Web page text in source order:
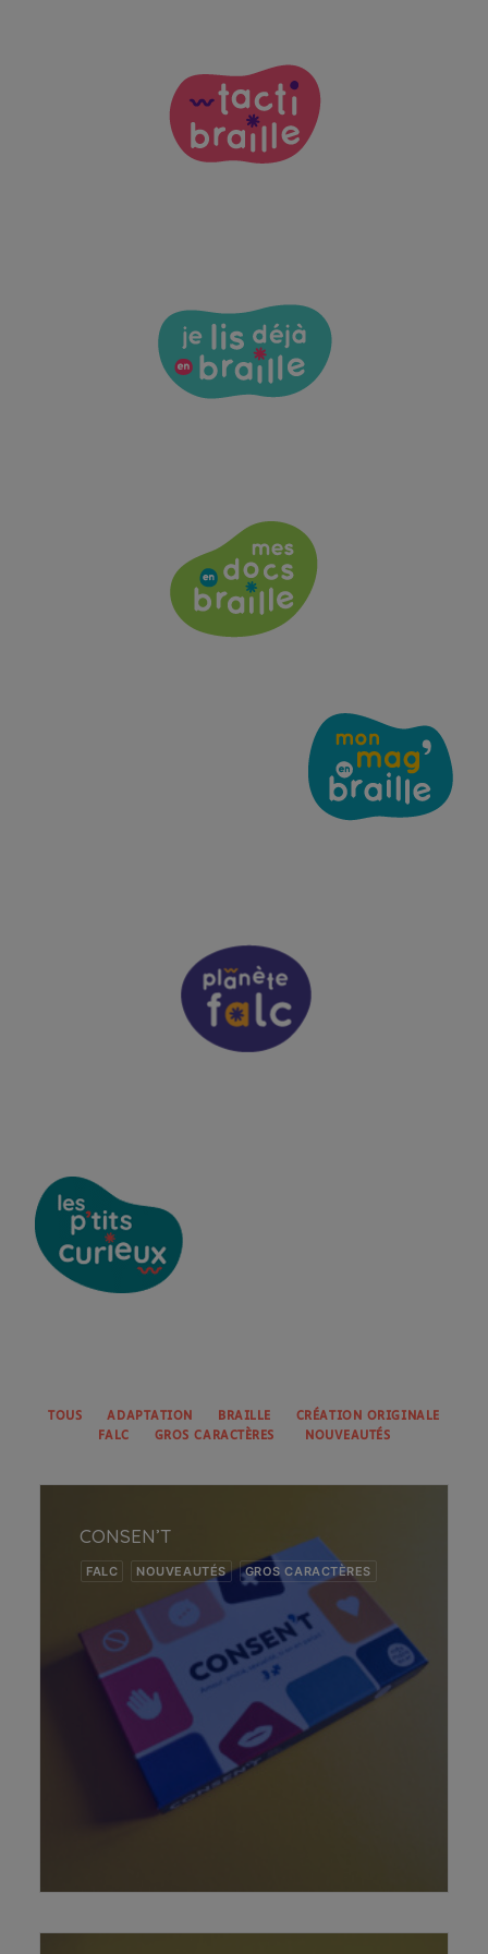
TOUS ADAPTATION BRAILLE
CRÉATION ORIGINALE
FALC
GROS CARACTÈRES NOUVEAUTÉS
CONSEN’T
FALC NOUVEAUTÉS GROS CARACTÈRES